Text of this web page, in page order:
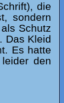
die
sondern
Schutz
Das Kleid
Es hatte
den